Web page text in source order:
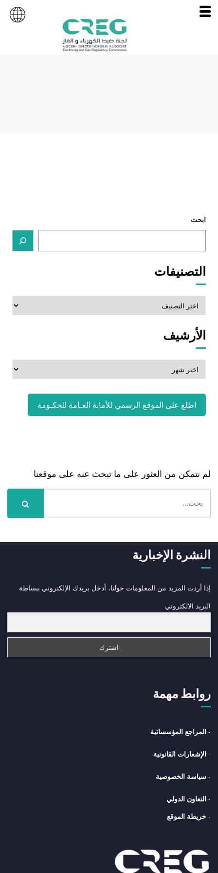
لم نتمكن من العثور على ما تبحث عنه على موقعنا
ابحث
التصنيفات
التصنيفات
الأرشيف
الأرشيف
اطلع على الموقع الرسمي للأمانة العـامة للحكـومة
روابط مهمة
- المراجع المؤسساتية
- الإشعارات القانونية
- سياسة الخصوصية
- التعاون الدولي
- خريطة الموقع
النشرة الإخبارية
إذا أردت المزيد من المعلومات حولنا، أدخل بريدك الإلكتروني ببساطة
البريد الالكتروني